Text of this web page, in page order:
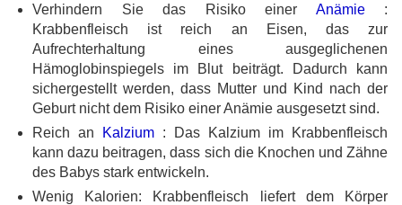
Verhindern Sie das Risiko einer Anämie:
Krabbenfleisch ist reich an Eisen, das zur
Aufrechterhaltung eines ausgeglichenen
Hämoglobinspiegels im Blut beiträgt. Dadurch kann
sichergestellt werden, dass Mutter und Kind nach der
Geburt nicht dem Risiko einer Anämie ausgesetzt sind.
Reich an
Kalzium : Das Kalzium im Krabbenfleisch
kann dazu beitragen, dass sich die Knochen und Zähne
des Babys stark entwickeln.
Wenig Kalorien: Krabbenfleisch liefert dem Körper